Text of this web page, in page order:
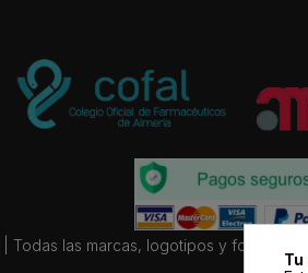
Todas las marcas, logotipos y fotos